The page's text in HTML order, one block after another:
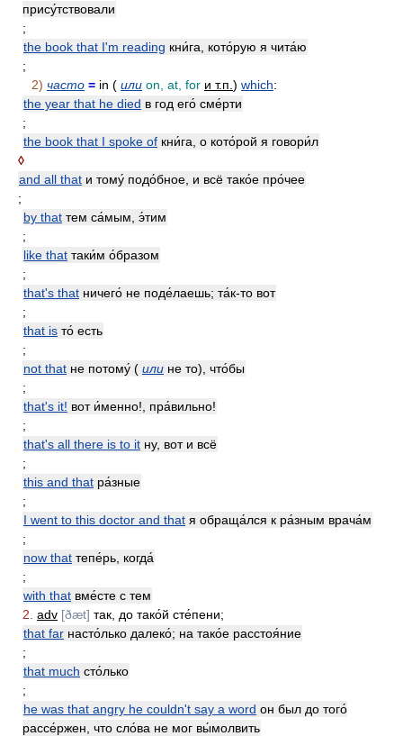
прису́тствовали
;
the book that I'm reading кни́га, кото́рую я чита́ю
;
2) часто = in ( или on, at, for и т.п. ) which:
the year that he died в год его́ сме́рти
;
the book that I spoke of кни́га, о кото́рой я говори́л
◊
and all that и тому́ подо́бное, и всё тако́е про́чее
;
by that тем са́мым, э́тим
;
like that таки́м о́бразом
;
that's that ничего́ не поде́лаешь; та́к-то вот
;
that is то́ есть
;
not that не потому́ ( или не то), что́бы
;
that's it! вот и́менно!, пра́вильно!
;
that's all there is to it ну, вот и всё
;
this and that ра́зные
;
I went to this doctor and that я обраща́лся к ра́зным врача́м
;
now that тепе́рь, когда́
;
with that вме́сте с тем
2. adv [ðæt] так, до тако́й сте́пени;
that far насто́лько далеко́; на тако́е расстоя́ние
;
that much сто́лько
;
he was that angry he couldn't say a word он был до того́
рассе́ржен, что сло́ва не мог вы́молвить